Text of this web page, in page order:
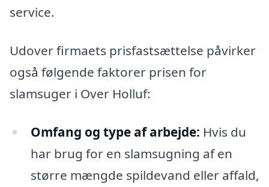
service.
Udover firmaets prisfastsættelse påvirker
også følgende faktorer prisen for
slamsuger i Over Holluf:
Omfang og type af arbejde: Hvis du
har brug for en slamsugning af en
større mængde spildevand eller affald,